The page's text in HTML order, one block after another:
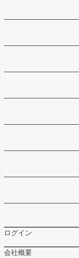
ログイン
会社概要